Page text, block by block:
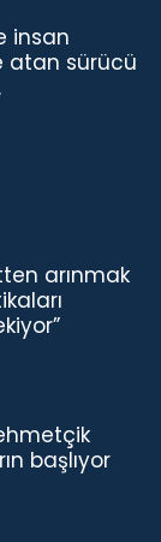
insan
atan sürücü
arınmak
başlıyor